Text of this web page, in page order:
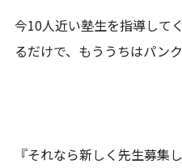
今10人近い塾生を指導して
るだけで、もううちはパン
『それなら新しく先生募集